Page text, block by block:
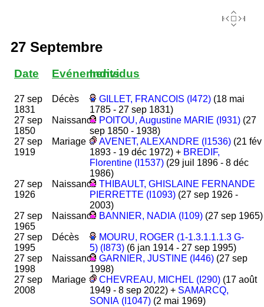
27 Septembre
Date Evénements
Individus
27 sep
1831
Décès GILLET, FRANCOIS (I472) (18 mai
1785 - 27 sep 1831)
27 sep
1850
Naissance POITOU, Augustine MARIE (I931) (27
sep 1850 - 1938)
27 sep
1919
Mariage AVENET, ALEXANDRE (I1536) (21 fév
1893 - 19 déc 1972) + BREDIF,
Florentine (I1537) (29 juil 1896 - 8 déc
1986)
27 sep
1926
Naissance THIBAULT, GHISLAINE FERNANDE
PIERRETTE (I1093) (27 sep 1926 -
2003)
27 sep
1965
Naissance BANNIER, NADIA (I109) (27 sep 1965)
27 sep
1995
Décès
MOURU, ROGER (1-1.3.1.1.1.3 G-
5) (I873) (6 jan 1914 - 27 sep 1995)
27 sep
1998
Naissance GARNIER, JUSTINE (I446) (27 sep
1998)
27 sep
2008
Mariage CHEVREAU, MICHEL (I290) (17 août
1949 - 8 sep 2022) + SAMARCQ,
SONIA (I1047) (2 mai 1969)